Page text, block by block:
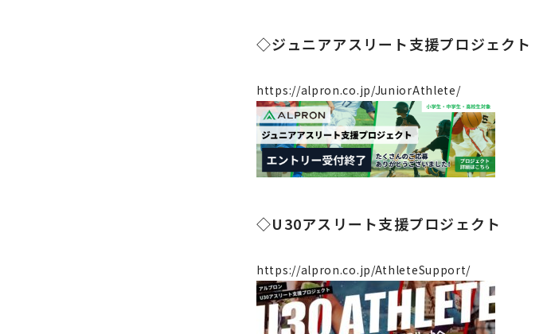
◇ジュニアアスリート支援プロジェクト
https://alpron.co.jp/JuniorAthlete/
◇U30アスリート支援プロジェクト
https://alpron.co.jp/AthleteSupport/